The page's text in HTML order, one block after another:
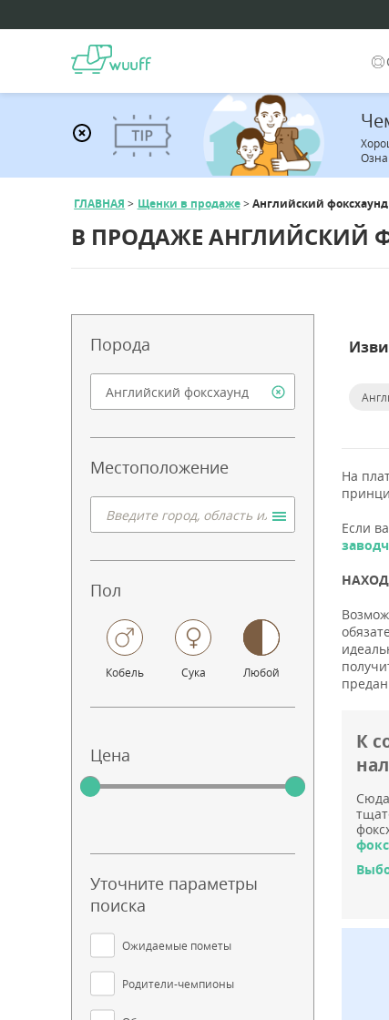
ГЛАВНАЯ Щенки в продаже Английский фоксхаунд
В ПРОДАЖЕ АНГЛИЙСКИЙ
Порода
Местоположение
Пол
Кобель Сука Любой
Цена
Уточните параметры
поиска
Ожидаемые пометы
Родители-чемпионы
На
Если
К